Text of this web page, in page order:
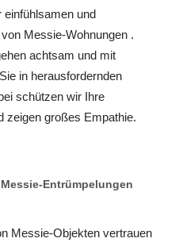
einfühlsamen und
Messie-Wohnungen .
achtsam und mit
in herausfordernden
schützen wir Ihre
zeigen großes Empathie.
Entrümpelungen
Messie-Objekten vertrauen